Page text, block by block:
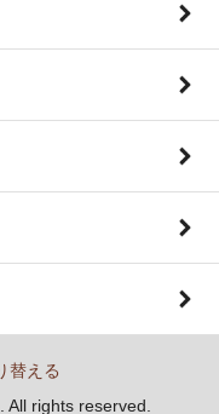
替える
rights reserved.